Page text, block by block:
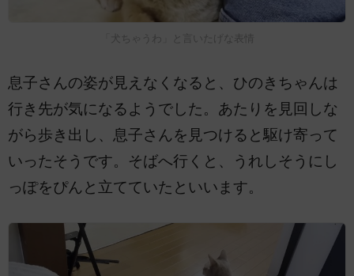
「犬ちゃうわ」と言いたげな表情
息子さんの姿が見えなくなると、ひのきちゃんは
行き先が気になるようでした。あたりを見回しな
がら歩き出し、息子さんを見つけると駆け寄って
いったそうです。そばへ行くと、うれしそうにし
っぽをぴんと立てていたといいます。